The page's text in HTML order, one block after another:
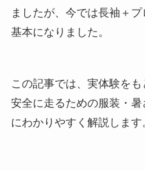
ましたが、今では長袖＋
基本になりました。
この記事では、実体験を
安全に走るための服装・
にわかりやすく解説します